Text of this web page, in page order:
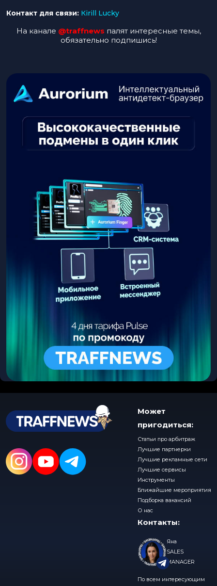
Контакт для связи: Кirill Lucky
На канале @traffnews палят интересные темы,
обязательно подпишись!
Может
пригодиться:
Статьи про арбитраж
Лучшие партнерки
Лучшие рекламные сети
Лучшие сервисы
Инструменты
Ближайшие мероприятия
Подборка вакансий
О нас
Контакты:
Яна
SALES
MANAGER
По всем интересующим